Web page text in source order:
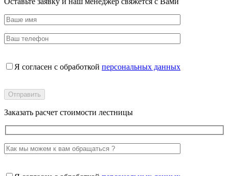
Я согласен с обработкой персональных данных
Заказать расчет стоимости лестницы